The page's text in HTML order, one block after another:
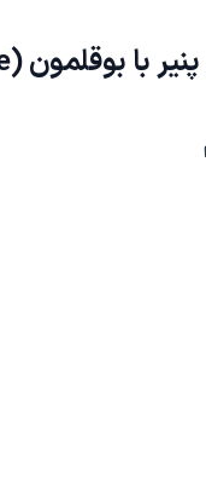
پنیربا بوقلمون (Mac and Cheese)